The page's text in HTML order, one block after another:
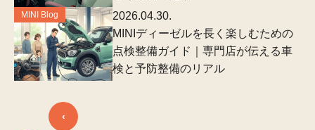
MINI Blog
2026.04.30.
MINIディーゼルを長く楽しむための
点検整備ガイド｜専門店が伝える車
検と予防整備のリアル
‹